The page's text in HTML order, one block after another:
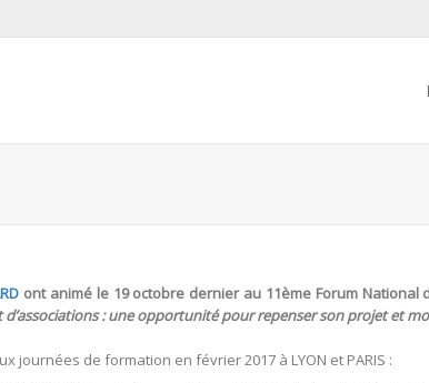
ont animé le 19 octobre dernier au 11ème Forum National
: une opportunité pour repenser son projet et
journées de formation en février 2017 à LYON et PARIS :